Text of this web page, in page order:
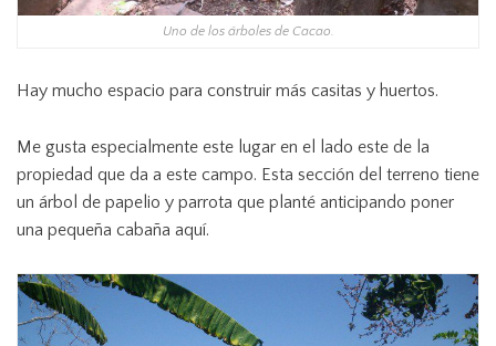
Uno de los árboles de Cacao.
Hay mucho espacio para construir más casitas y huertos.
Me gusta especialmente este lugar en el lado este de la
propiedad que da a este campo. Esta sección del terreno tiene
un árbol de papelio y parrota que planté anticipando poner
una pequeña cabaña aquí.